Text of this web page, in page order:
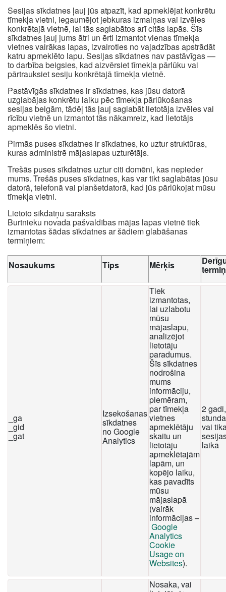
Sesijas sīkdatnes ļauj jūs atpazīt, kad apmeklējat konkrētu
tīmekļa vietni, iegaumējot jebkuras izmaiņas vai izvēles
konkrētajā vietnē, lai tās saglabātos arī citās lapās. Šīs
sīkdatnes ļauj jums ātri un ērti izmantot vienas tīmekļa
vietnes vairākas lapas, izvairoties no vajadzības apstrādāt
katru apmeklēto lapu. Sesijas sīkdatnes nav pastāvīgas —
to darbība beigsies, kad aizvērsiet tīmekļa pārlūku vai
pārtrauksiet sesiju konkrētajā tīmekļa vietnē.
Pastāvīgās sīkdatnes ir sīkdatnes, kas jūsu datorā
uzglabājas konkrētu laiku pēc tīmekļa pārlūkošanas
sesijas beigām, tādēļ tās ļauj saglabāt lietotāja izvēles vai
rīcību vietnē un izmantot tās nākamreiz, kad lietotājs
apmeklēs šo vietni.
Pirmās puses sīkdatnes ir sīkdatnes, ko uztur struktūras,
kuras administrē mājaslapas uzturētājs.
Trešās puses sīkdatnes uztur citi domēni, kas nepieder
mums. Trešās puses sīkdatnes, kas var tikt saglabātas jūsu
datorā, telefonā vai planšetdatorā, kad jūs pārlūkojat mūsu
tīmekļa vietni.
Lietoto sīkdatņu saraksts
Burtnieku novada pašvaldības mājas lapas vietnē tiek
izmantotas šādas sīkdatnes ar šādiem glabāšanas
termiņiem:
Nosaukums Tips Mērķis
_ga
_gid
_gat
Izsekošanas
sīkdatnes
no Google
Analytics
Tiek
izmantotas,
lai uzlabotu
mūsu
mājaslapu,
analizējot
lietotāju
paradumus.
Šīs sīkdatnes
nodrošina
mums
informāciju,
piemēram,
par tīmekļa
vietnes
apmeklētāju
skaitu un
lietotāju
apmeklētajām
lapām, un
kopējo laiku,
kas pavadīts
mūsu
mājaslapā
(vairāk
informācijas –
Google
Analytics
Cookie
Usage on
Websites).
2
vai
laikā
Nosaka, vai